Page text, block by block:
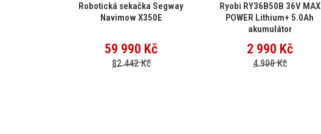
Robotická sekačka Segway
Navimow X350E
59 990 Kč
82 442 Kč
Ryobi RY36B50B 36V MAX
POWER Lithium+ 5.0Ah
akumulátor
2 990 Kč
4 900 Kč